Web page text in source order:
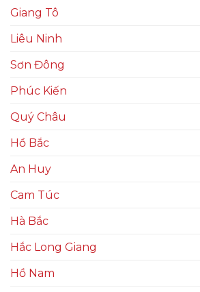
Giang Tô
Liêu Ninh
Sơn Đông
Phúc Kiến
Quý Châu
Hồ Bắc
An Huy
Cam Túc
Hà Bắc
Hắc Long Giang
Hồ Nam